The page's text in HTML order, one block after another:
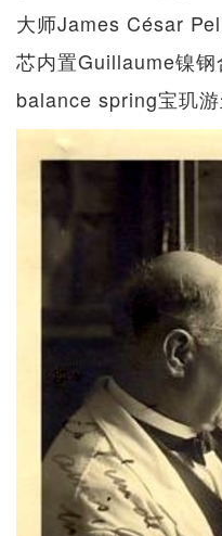
大师James César
芯内置Guillaume镍
balance spring宝玑游